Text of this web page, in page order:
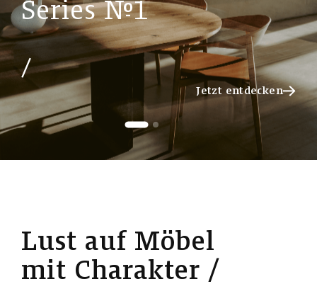
Series №1
Jetzt entdecken
Jetzt entdecken
Lust auf Möbel
mit Charakter